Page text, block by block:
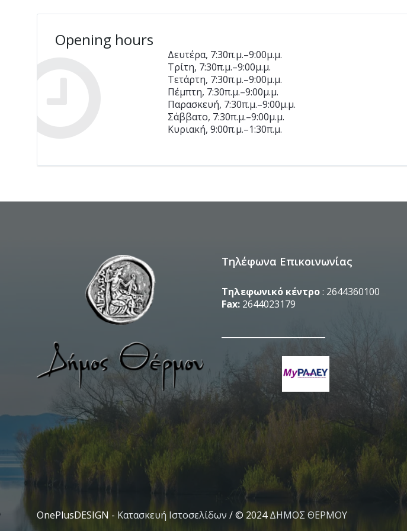
Opening hours
Δευτέρα, 7:30π.μ.–9:00μ.μ.
Τρίτη, 7:30π.μ.–9:00μ.μ.
Τετάρτη, 7:30π.μ.–9:00μ.μ.
Πέμπτη, 7:30π.μ.–9:00μ.μ.
Παρασκευή, 7:30π.μ.–9:00μ.μ.
Σάββατο, 7:30π.μ.–9:00μ.μ.
Κυριακή, 9:00π.μ.–1:30π.μ.
Τηλέφωνα Επικοινωνίας
Τηλεφωνικό κέντρο: 2644360100
Fax: 2644023179
OnePlusDESIGN - Κατασκευή Ιστοσελίδων / © 2024ΔΗΜΟΣ ΘΕΡΜΟΥ